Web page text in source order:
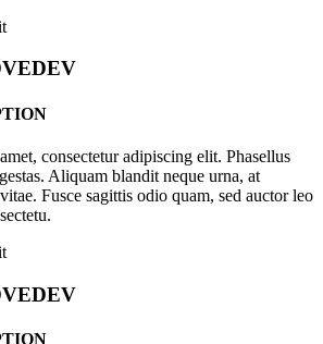
consectetur adipiscing elit. Phasellus
Aliquam blandit neque urna, at
Fusce sagittis odio quam, sed auctor leo